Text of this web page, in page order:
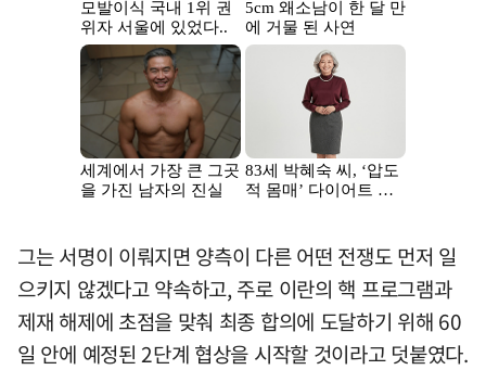
그는 서명이 이뤄지면 양측이 다른 어떤 전쟁도 먼저 일
으키지 않겠다고 약속하고, 주로 이란의 핵 프로그램과
제재 해제에 초점을 맞춰 최종 합의에 도달하기 위해 60
일 안에 예정된 2단계 협상을 시작할 것이라고 덧붙였다.